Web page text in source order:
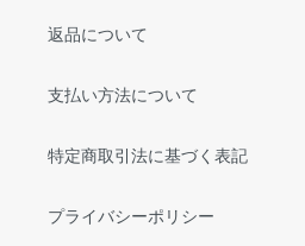
返品について
支払い方法について
特定商取引法に基づく表記
プライバシーポリシー